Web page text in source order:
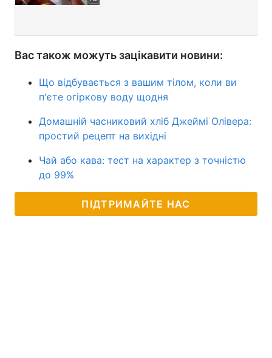
Вас також можуть зацікавити новини:
Що відбувається з вашим тілом, коли ви
п'єте огіркову воду щодня
Домашній часниковий хліб Джеймі Олівера:
простий рецепт на вихідні
Чай або кава: тест на характер з точністю
до 99%
ПІДТРИМАЙТЕ НАС